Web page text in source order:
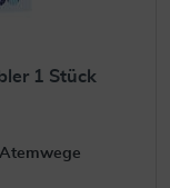
1 Stück